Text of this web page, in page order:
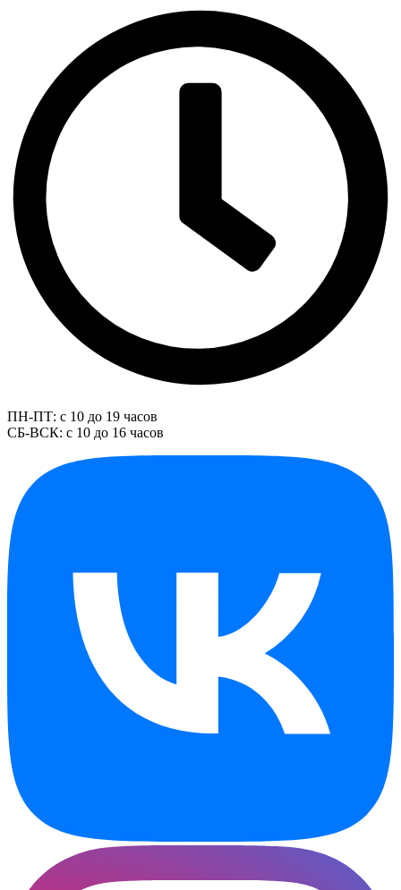
ПН-ПТ: с 10 до 19 часов
СБ-ВСК: с 10 до 16 часов